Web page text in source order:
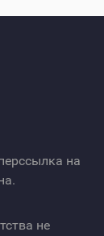
на
не